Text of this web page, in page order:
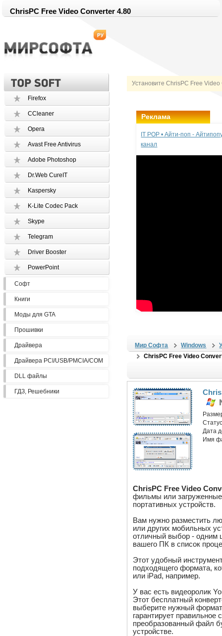
ChrisPC Free Video Converter 4.80
Установите ChrisPC Free
Firefox
CCleaner
Opera
Avast Free Antivirus
Adobe Photoshop
Dr.Web CureIT
Kaspersky
K-Lite Codec Pack
Skype
Telegram
Driver Booster
PowerPoint
Софт
Книги
Моды для GTA
Прошивки
Драйвера
Драйвера PCI/USB/PMCIA/COM
DLL файлы
ГДЗ, Решебники
Реклама
IT POP • Айти-поп -
канал
Мир Софта Windows
ChrisPC Free Video
Дата
Имя
ChrisPC Free Video
фильмы или
портативных устройств.
Вам нужно разместить
или других мобильных
отличный выбор -
вашего ПК в список
Этот удобный
подходящего формата,
или iPad, например.
У вас есть видеоролик
Этот бесплатный
выберите нужный
гарантирует
преобразованный файл
устройстве.